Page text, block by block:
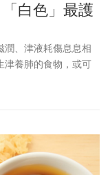
白色」最護
潤、津液耗傷息息相
津養肺的食物，或可